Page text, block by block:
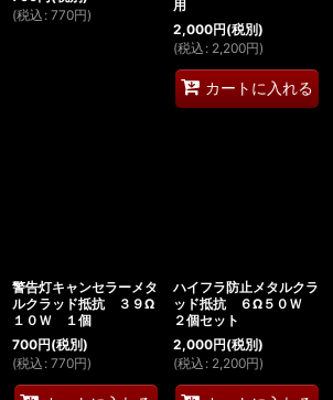
(税込 : 770円)
用
2,000円(税別)
(税込 : 2,200円)
カートに入れる
警告灯キャンセラーメタ
ルクラッド抵抗 ３９Ω
１０Ｗ １個
700円(税別)
(税込 : 770円)
ハイフラ防止メタルクラ
ッド抵抗 ６Ω５０Ｗ
２個セット
2,000円(税別)
(税込 : 2,200円)